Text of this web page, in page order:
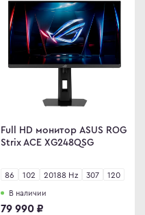
Full HD монитор ASUS ROG
Strix ACE XG248QSG
86 102 20188 Hz 307 120
В наличии
79 990 ₽